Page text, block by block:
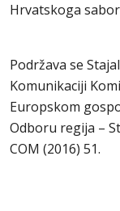
Hrvatskoga
Podržava se
Komunikaciji
Europskom
Odboru regija –
COM (2016) 51.